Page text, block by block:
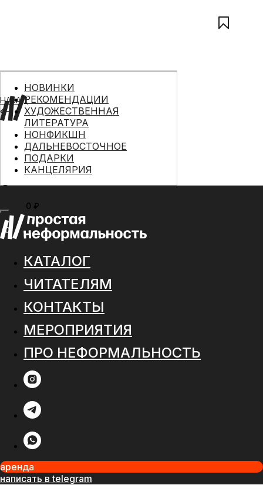
0 ₽
МЕНЮ
0
НАЗАД
НОВИНКИ
РЕКОМЕНДАЦИИ
ХУДОЖЕСТВЕННАЯ
ЛИТЕРАТУРА
НОНФИКШН
ДАЛЬНЕВОСТОЧНОЕ
ПОДАРКИ
КАНЦЕЛЯРИЯ
КАТАЛОГ
ЧИТАТЕЛЯМ
КОНТАКТЫ
МЕРОПРИЯТИЯ
ПРО НЕФОРМАЛЬНОСТЬ
аренда
написать в telegram